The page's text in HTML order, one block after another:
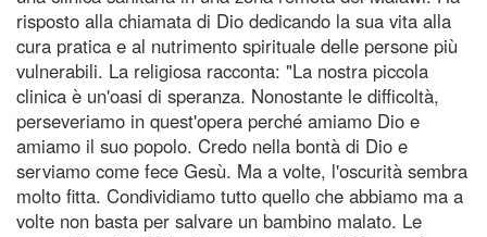
risposto alla chiamata di Dio dedicando la sua vita alla
cura pratica e al nutrimento spirituale delle persone più
vulnerabili. La religiosa racconta: "La nostra piccola
clinica è un'oasi di speranza. Nonostante le difficoltà,
perseveriamo in quest'opera perché amiamo Dio e
amiamo il suo popolo. Credo nella bontà di Dio e
serviamo come fece Gesù. Ma a volte, l'oscurità sembra
molto fitta. Condividiamo tutto quello che abbiamo ma a
volte non basta per salvare un bambino malato. Le